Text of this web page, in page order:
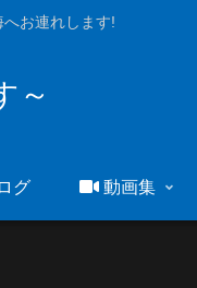
お連れします!
～
グ 動画集